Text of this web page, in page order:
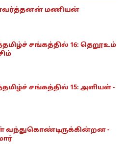
மணியன்
சங்கத்தில் 16: தெறூஉம்
சங்கத்தில் 15: அளியள் -
-